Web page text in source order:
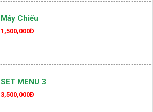
Máy Chiếu
1,500,000Đ
SET MENU 3
3,500,000Đ